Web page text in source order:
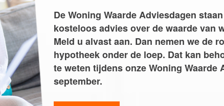
Word jij onze nieuwe makelaar?
De Woning Waarde Adviesdagen
kosteloos advies over de waarde van
Meld u alvast aan. Dan nemen we de
hypotheek onder de loep. Dat kan
te weten tijdens onze Woning
september.